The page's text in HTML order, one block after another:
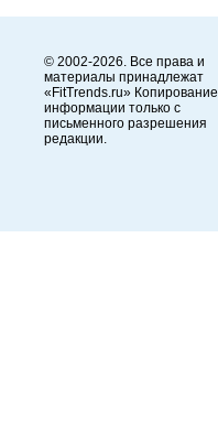
© 2002-2026. Все права и
материалы принадлежат
«FitTrends.ru» Копирование
информации только с
письменного разрешения
редакции.